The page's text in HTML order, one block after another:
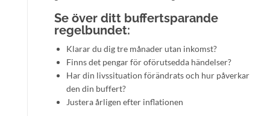
Se över ditt buffertsparande
regelbundet:
Klarar du dig tre månader utan inkomst?
Finns det pengar för oförutsedda händelser?
Har din livssituation förändrats och hur påverkar
den din buffert?
Justera årligen efter inflationen